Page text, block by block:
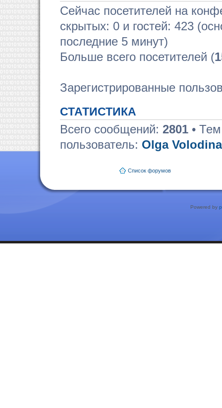
Сейчас посетителей на
скрытых: 0 и гостей: 423
последние 5 минут)
Больше всего посетителей (
Зарегистрированные
СТАТИСТИКА
Всего сообщений: 2801 •
пользователь: Olga Volodina
Список форумов
Powered by